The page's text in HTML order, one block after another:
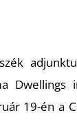
Dwellings
19-én a